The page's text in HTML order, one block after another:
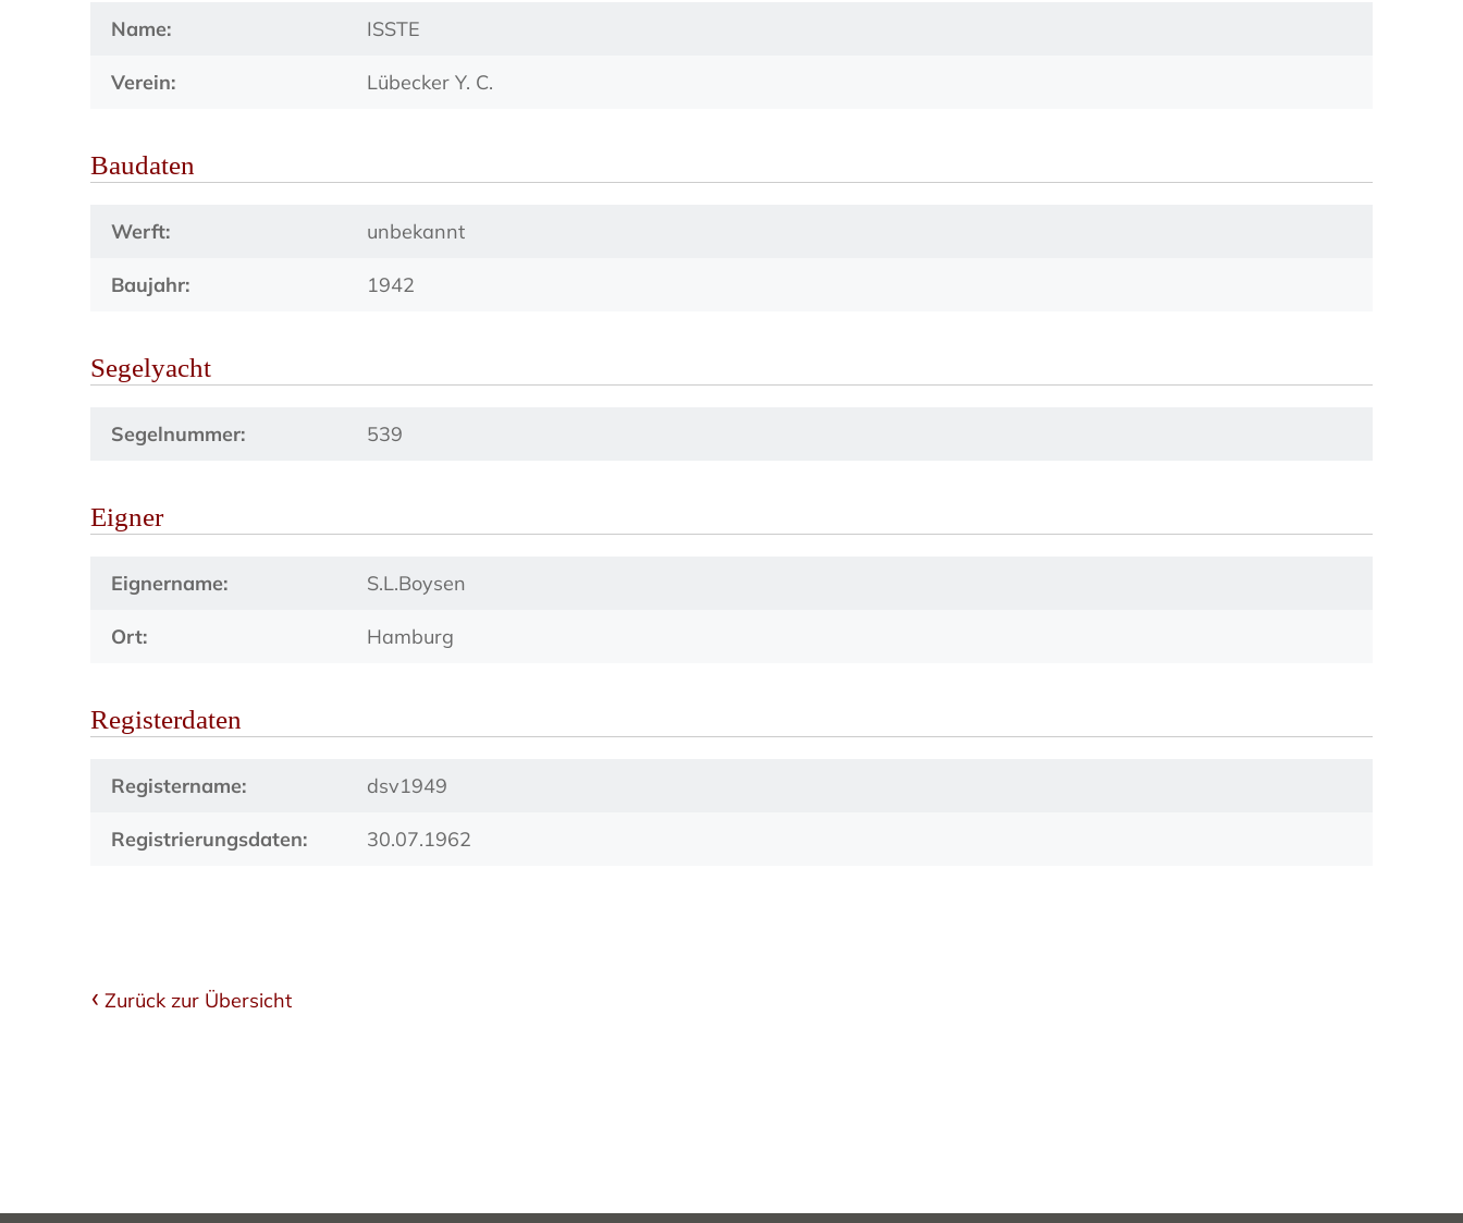
Name: ISSTE
Verein: Lübecker Y. C.
Baudaten
Werft: unbekannt
Baujahr: 1942
Segelyacht
Segelnummer: 539
Eigner
Eignername: S.L.Boysen
Ort: Hamburg
Registerdaten
Registername: dsv1949
Registrierungsdaten: 30.07.1962
Zurück zur Übersicht